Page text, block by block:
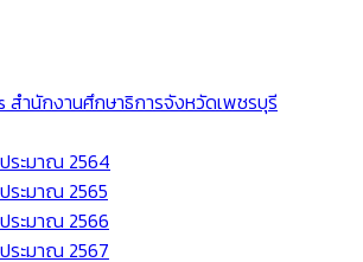
สำนักงานศึกษาธิการจังหวัดเพชรบุรี
ระมาณ 2564
ระมาณ 2565
ระมาณ 2566
ระมาณ 2567